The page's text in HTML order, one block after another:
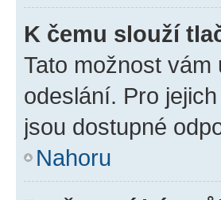
K čemu slouží
Tato možnost
odeslání. Pro
jsou dostupné
Nahoru